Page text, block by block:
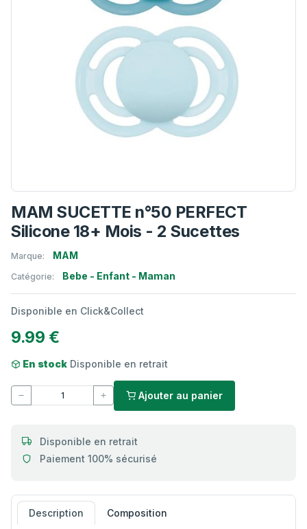
MAM SUCETTE n°50 PERFECT
Silicone 18+ Mois - 2 Sucettes
Marque: MAM
Catégorie: Bebe - Enfant - Maman
Disponible en Click&Collect
9.99 €
En stock Disponible en retrait
Ajouter au panier
Disponible en retrait
Paiement 100% sécurisé
Description
Composition